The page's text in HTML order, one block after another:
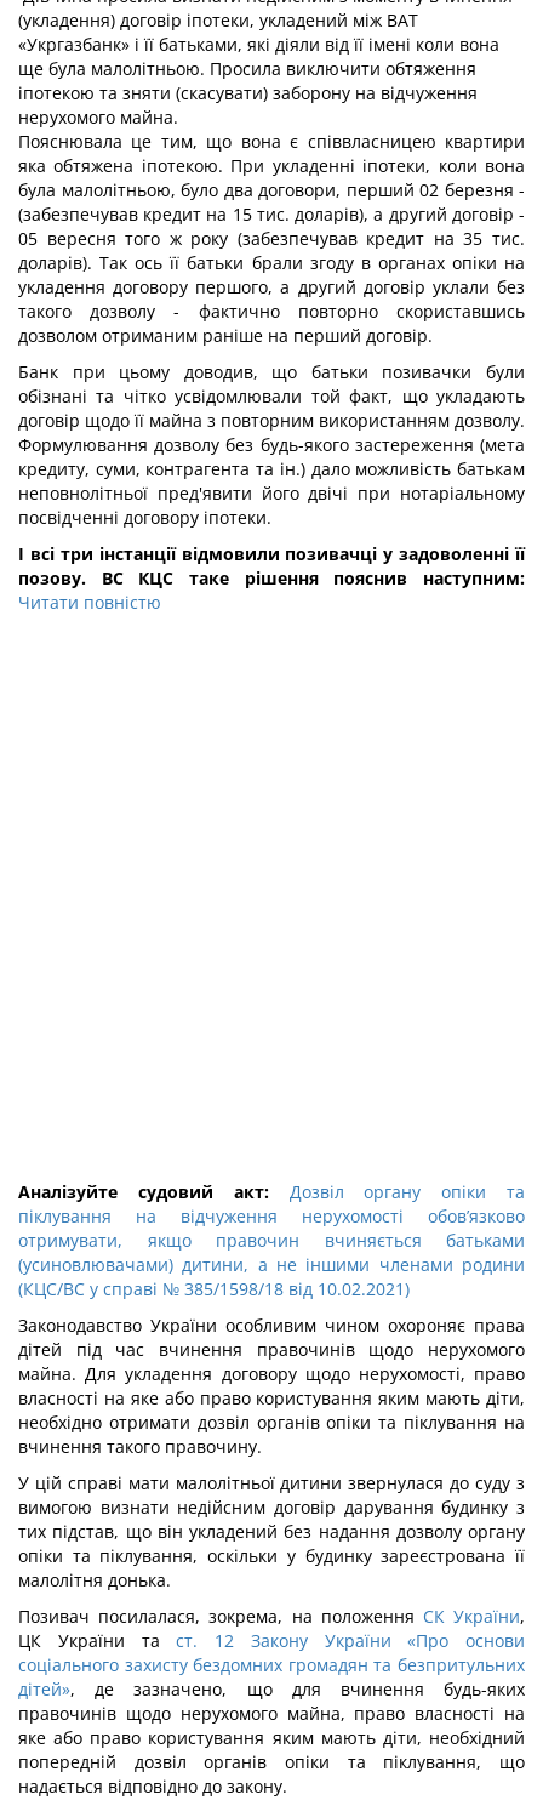
(укладення) договір іпотеки, укладений між ВАТ
«Укргазбанк» і її батьками, які діяли від її імені коли вона
ще була малолітньою. Просила виключити обтяження
іпотекою та зняти (скасувати) заборону на відчуження
нерухомого майна.
Пояснювала це тим, що вона є співвласницею квартири
яка обтяжена іпотекою. При укладенні іпотеки, коли вона
була малолітньою, було два договори, перший 02 березня -
(забезпечував кредит на 15 тис. доларів), а другий договір -
05 вересня того ж року (забезпечував кредит на 35 тис.
доларів). Так ось її батьки брали згоду в органах опіки на
укладення договору першого, а другий договір уклали без
такого дозволу - фактично повторно скориставшись
дозволом отриманим раніше на перший договір.
Банк при цьому доводив, що батьки позивачки були
обізнані та чітко усвідомлювали той факт, що укладають
договір щодо її майна з повторним використанням дозволу.
Формулювання дозволу без будь-якого застереження (мета
кредиту, суми, контрагента та ін.) дало можливість батькам
неповнолітньої пред'явити його двічі при нотаріальному
посвідченні договору іпотеки.
І всі три інстанції відмовили позивачці у задоволенні її
позову. ВС КЦС таке рішення пояснив наступним:
Читати повністю
Аналізуйте судовий акт: Дозвіл органу опіки та
піклування на відчуження нерухомості обов’язково
отримувати, якщо правочин вчиняється батьками
(усиновлювачами) дитини, а не іншими членами родини
(КЦС/ВС у справі № 385/1598/18 від 10.02.2021)
Законодавство України особливим чином охороняє права
дітей під час вчинення правочинів щодо нерухомого
майна. Для укладення договору щодо нерухомості, право
власності на яке або право користування яким мають діти,
необхідно отримати дозвіл органів опіки та піклування на
вчинення такого правочину.
У цій справі мати малолітньої дитини звернулася до суду з
вимогою визнати недійсним договір дарування будинку з
тих підстав, що він укладений без надання дозволу органу
опіки та піклування, оскільки у будинку зареєстрована її
малолітня донька.
Позивач посилалася, зокрема, на положення СК України,
ЦК України таст. 12 Закону України «Про основи
соціального захисту бездомних громадян та безпритульних
дітей», де зазначено, що для вчинення будь-яких
правочинів щодо нерухомого майна, право власності на
яке або право користування яким мають діти, необхідний
попередній дозвіл органів опіки та піклування, що
надається відповідно до закону.